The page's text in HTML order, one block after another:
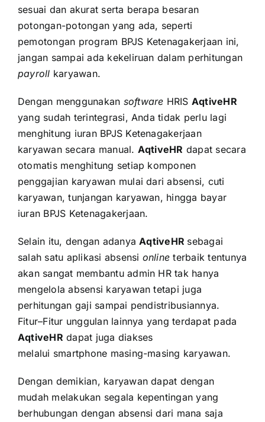
sesuai dan akurat serta berapa besaran
potongan-potongan yang ada, seperti
pemotongan program BPJS Ketenagakerjaan ini,
jangan sampai ada kekeliruan dalam perhitungan
payroll karyawan.
Dengan menggunakan software HRIS AqtiveHR
yang sudah terintegrasi, Anda tidak perlu lagi
menghitung iuran BPJS Ketenagakerjaan
karyawan secara manual. AqtiveHR dapat secara
otomatis menghitung setiap komponen
penggajian karyawan mulai dari absensi, cuti
karyawan, tunjangan karyawan, hingga bayar
iuran BPJS Ketenagakerjaan.
Selain itu, dengan adanyaAqtiveHR sebagai
salah satu aplikasi absensi online terbaik tentunya
akan sangat membantu admin HR tak hanya
mengelola absensi karyawan tetapi juga
perhitungan gaji sampai pendistribusiannya.
Fitur–Fitur unggulan lainnya yang terdapat pada
AqtiveHR dapat juga diakses
melalui smartphone masing-masing karyawan.
Dengan demikian, karyawan dapat dengan
mudah melakukan segala kepentingan yang
berhubungan dengan absensi dari mana saja